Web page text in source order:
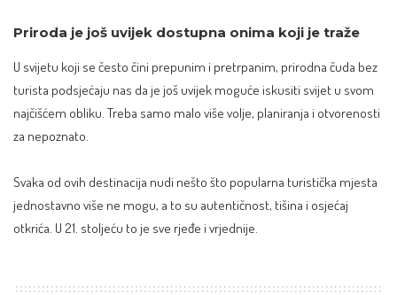
Priroda je još uvijek dostupna onima koji je traže
U svijetu koji se često čini prepunim i pretrpanim, prirodna čuda bez
turista podsjećaju nas da je još uvijek moguće iskusiti svijet u svom
najčišćem obliku. Treba samo malo više volje, planiranja i otvorenosti
za nepoznato.
Svaka od ovih destinacija nudi nešto što popularna turistička mjesta
jednostavno više ne mogu, a to su autentičnost, tišina i osjećaj
otkrića. U 21. stoljeću to je sve rjeđe i vrjednije.